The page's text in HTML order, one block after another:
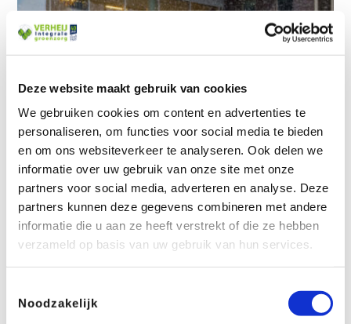
Deze website maakt gebruik van cookies
We gebruiken cookies om content en advertenties te
personaliseren, om functies voor social media te bieden
en om ons websiteverkeer te analyseren. Ook delen we
informatie over uw gebruik van onze site met onze
partners voor social media, adverteren en analyse. Deze
partners kunnen deze gegevens combineren met andere
informatie die u aan ze heeft verstrekt of die ze hebben
verzameld op basis van uw gebruik van hun services.
Noodzakelijk